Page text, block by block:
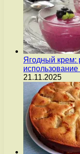
Ягодный крем:
использование
21.11.2025